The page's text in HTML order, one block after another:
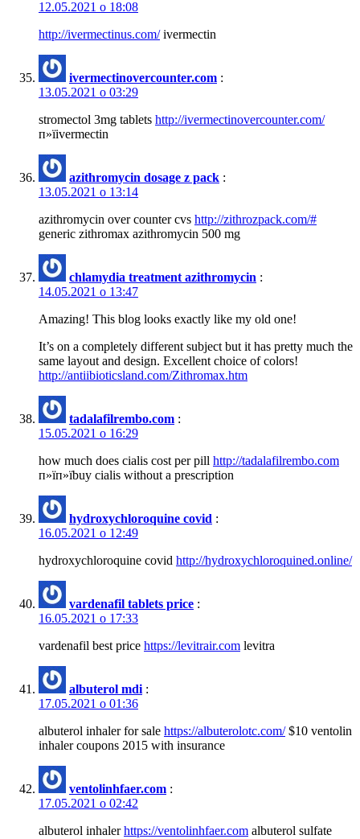
12.05.2021 о 18:08
http://ivermectinus.com/ivermectin
ivermectinovercounter.com :
13.05.2021 о 03:29
stromectol 3mg tablets http://ivermectinovercounter.com/
п»їivermectin
azithromycin dosage z pack :
13.05.2021 о 13:14
azithromycin over counter cvs http://zithrozpack.com/#
generic zithromax azithromycin 500 mg
chlamydia treatment azithromycin :
14.05.2021 о 13:47
Amazing! This blog looks exactly like my old one!
It’s on a completely different subject but it has pretty much the
same layout and design. Excellent choice of colors!
http://antiibioticsland.com/Zithromax.htm
tadalafilrembo.com :
15.05.2021 о 16:29
how much does cialis cost per pill http://tadalafilrembo.com
п»їп»їbuy cialis without a prescription
hydroxychloroquine covid :
16.05.2021 о 12:49
hydroxychloroquine covid http://hydroxychloroquined.online/
vardenafil tablets price :
16.05.2021 о 17:33
vardenafil best price https://levitrair.com levitra
albuterol mdi :
17.05.2021 о 01:36
albuterol inhaler for sale https://albuterolotc.com/$10 ventolin
inhaler coupons 2015 with insurance
ventolinhfaer.com :
17.05.2021 о 02:42
albuterol inhalerhttps://ventolinhfaer.com albuterol sulfate